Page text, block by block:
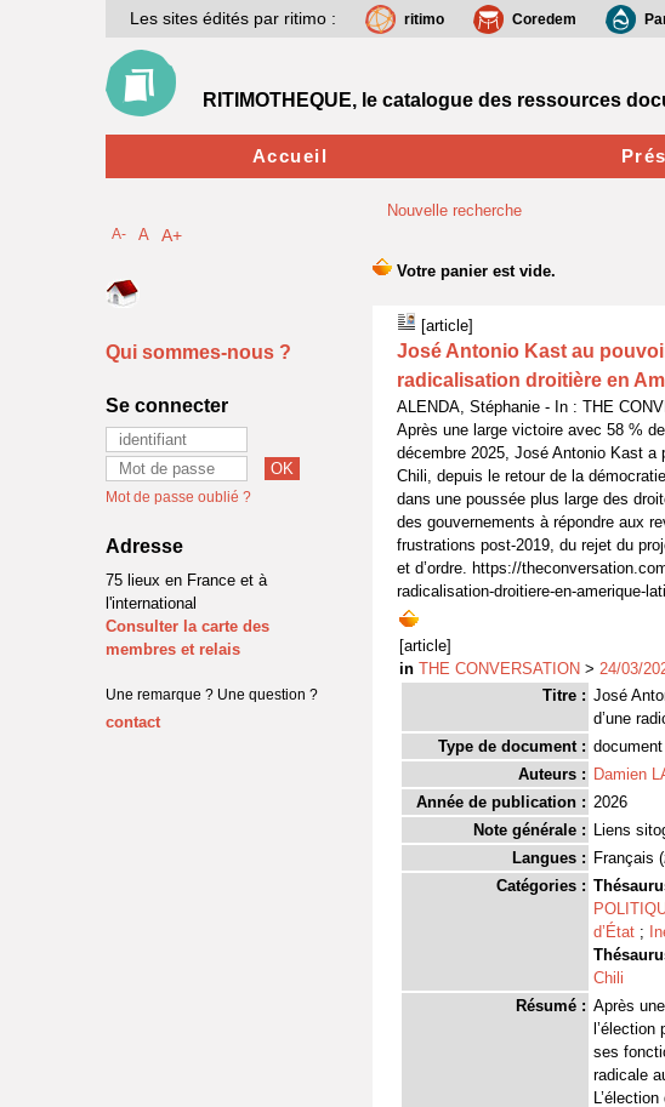
Nouvelle recherche
[article]
José Antonio Kast au
radicalisation droitière en
ALENDA, Stéphanie - In : THE
Après une large victoire avec 58 %
décembre 2025, José Antonio Kast
Chili, depuis le retour de la
dans une poussée plus large des
des gouvernements à répondre aux
frustrations post-2019, du rejet du
et d’ordre. https://
radicalisation-droitiere-en-amerique-
[article]
in THE CONVERSATION > 24/03/
Titre : José
d’une
Type de document :
Auteurs : Damien
Année de publication : 2026
Note générale : Liens
Langues : Français (
Catégories :
d’État ;
Chili
Résumé : Après
ses
radicale
Les sites édités par ritimo : ritimo Coredem
RITIMOTHEQUE, le catalogue des ressources
Accueil
A- A A+
Qui sommes-nous ?
Se connecter
Mot de passe oublié ?
Adresse
75 lieux en France et à
l'international
Consulter la carte des
membres et relais
Une remarque ? Une question ?
contact